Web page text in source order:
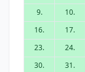
9.
10.
16.
17.
23.
24.
30.
31.